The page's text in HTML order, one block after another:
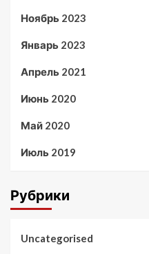
Ноябрь 2023
Январь 2023
Апрель 2021
Июнь 2020
Май 2020
Июль 2019
Рубрики
Uncategorised